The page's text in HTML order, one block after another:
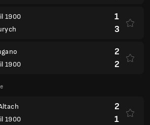
1900
1
3
1900
2
2
1900
2
1